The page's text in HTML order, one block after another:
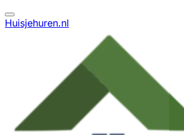
Huisjehuren.nl